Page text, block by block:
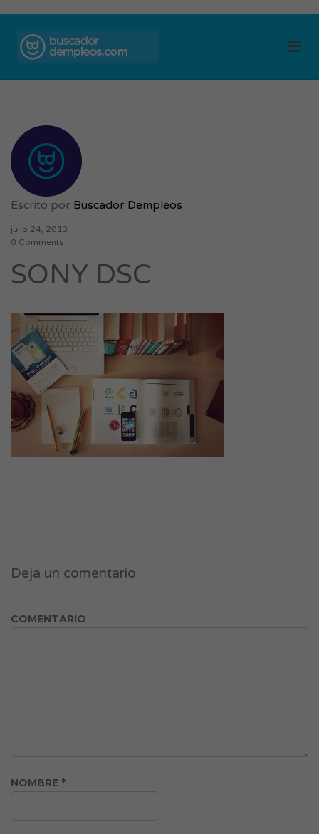
Escrito por Buscador Dempleos
julio 24, 2013
0 Comments
SONY DSC
Deja un comentario
COMENTARIO
NOMBRE *